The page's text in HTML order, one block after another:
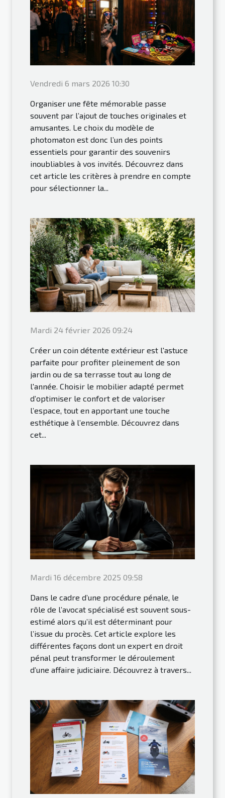
Vendredi 6 mars 2026 10:30
Organiser une fête mémorable passe
souvent par l’ajout de touches originales et
amusantes. Le choix du modèle de
photomaton est donc l’un des points
essentiels pour garantir des souvenirs
inoubliables à vos invités. Découvrez dans
cet article les critères à prendre en compte
pour sélectionner la...
Mardi 24 février 2026 09:24
Créer un coin détente extérieur est l'astuce
parfaite pour profiter pleinement de son
jardin ou de sa terrasse tout au long de
l'année. Choisir le mobilier adapté permet
d’optimiser le confort et de valoriser
l’espace, tout en apportant une touche
esthétique à l’ensemble. Découvrez dans
cet...
Mardi 16 décembre 2025 09:58
Dans le cadre d’une procédure pénale, le
rôle de l’avocat spécialisé est souvent sous-
estimé alors qu’il est déterminant pour
l’issue du procès. Cet article explore les
différentes façons dont un expert en droit
pénal peut transformer le déroulement
d’une affaire judiciaire. Découvrez à travers...